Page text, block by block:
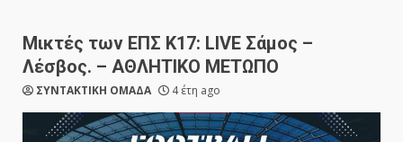
Μικτές των ΕΠΣ Κ17: LIVE Σάμος –
Λέσβος. – ΑΘΛΗΤΙΚΟ ΜΕΤΩΠΟ
ΣΥΝΤΑΚΤΙΚΗ ΟΜΑΔΑ 4 έτη ago